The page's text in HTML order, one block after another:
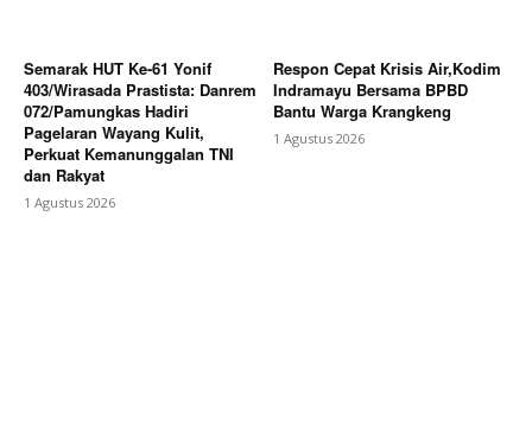
Semarak HUT Ke-61 Yonif
403/Wirasada Prastista: Danrem
072/Pamungkas Hadiri
Pagelaran Wayang Kulit,
Perkuat Kemanunggalan TNI
dan Rakyat
1 Agustus 2026
Respon Cepat Krisis Air,Kodim
Indramayu Bersama BPBD
Bantu Warga Krangkeng
1 Agustus 2026